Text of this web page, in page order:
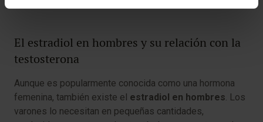
El estradiol en hombres y su relación con la
testosterona
Aunque es popularmente conocida como una hormona
femenina, también existe el estradiol en hombres. Los
varones lo necesitan en pequeñas cantidades,